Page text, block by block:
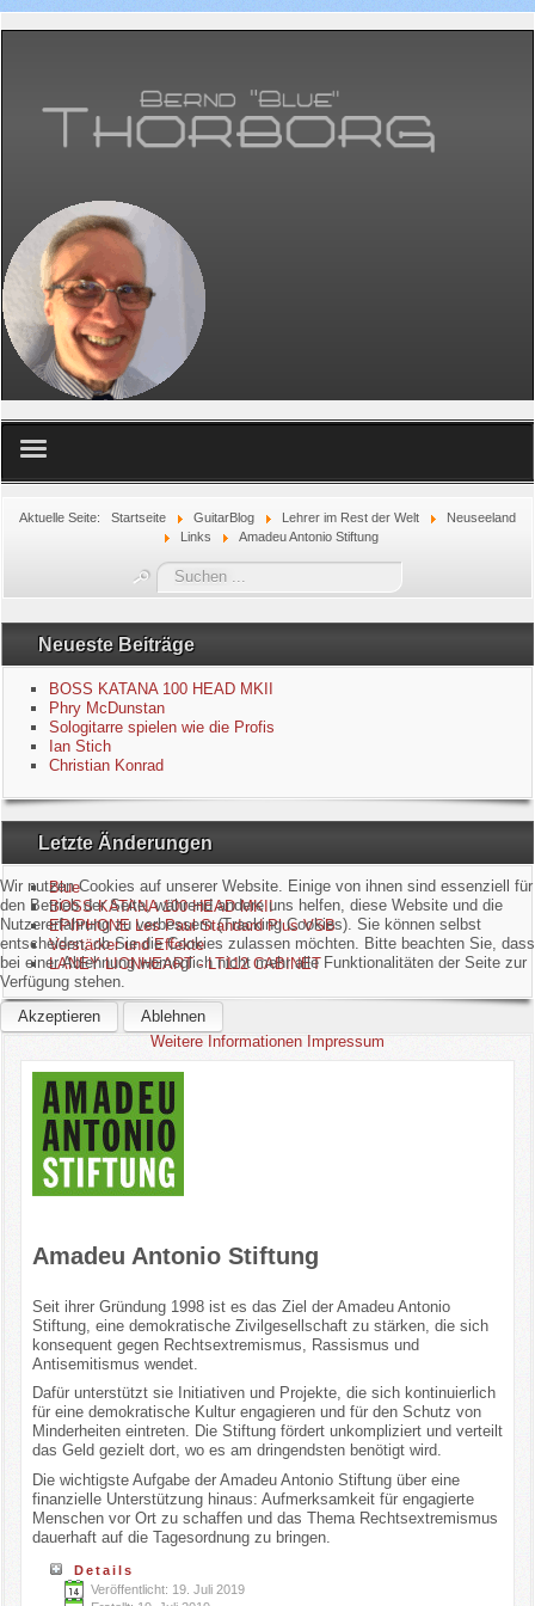
Equipment
GuitarBlog
Kontakt
Impressum
Datenschutzerklärung
Links
Gästebuch
Aktuelle Seite: Startseite GuitarBlog Lehrer im Rest der Welt
Neuseeland
Links
Amadeu Antonio Stiftung
Suchen
...
Neueste Beiträge
BOSS KATANA 100 HEAD MKII
Phry McDunstan
Sologitarre spielen wie die Profis
Ian Stich
Christian Konrad
Letzte Änderungen
Blue
BOSS KATANA 100 HEAD MKII
EPIPHONE Les Paul Standard Plus VSB
Verstärker und Effekte
LANEY LIONHEART - LT112 CABINET
Amadeu Antonio Stiftung
Seit ihrer Gründung 1998 ist es das Ziel der Amadeu Antonio
Stiftung, eine demokratische Zivilgesellschaft zu stärken, die sich
konsequent gegen Rechtsextremismus, Rassismus und
Antisemitismus wendet.
Dafür unterstützt sie Initiativen und Projekte, die sich kontinuierlich
für eine demokratische Kultur engagieren und für den Schutz von
Minderheiten eintreten. Die Stiftung fördert unkompliziert und verteilt
das Geld gezielt dort, wo es am dringendsten benötigt wird.
Die wichtigste Aufgabe der Amadeu Antonio Stiftung über eine
finanzielle Unterstützung hinaus: Aufmerksamkeit für engagierte
Menschen vor Ort zu schaffen und das Thema Rechtsextremismus
dauerhaft auf die Tagesordnung zu bringen.
Details
Veröffentlicht: 19. Juli 2019
Wir nutzen Cookies auf unserer Website. Einige von ihnen sind essenziell für
den Betrieb der Seite, während andere uns helfen, diese Website und die
Nutzererfahrung zu verbessern (Tracking Cookies). Sie können selbst
entscheiden, ob Sie die Cookies zulassen möchten. Bitte beachten Sie, dass
bei einer Ablehnung womöglich nicht mehr alle Funktionalitäten der Seite zur
Verfügung stehen.
Akzeptieren
Ablehnen
Weitere Informationen Impressum